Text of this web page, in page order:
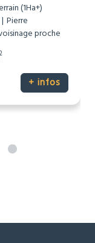
(1Ha+)
Pierre
proche
2
+ infos